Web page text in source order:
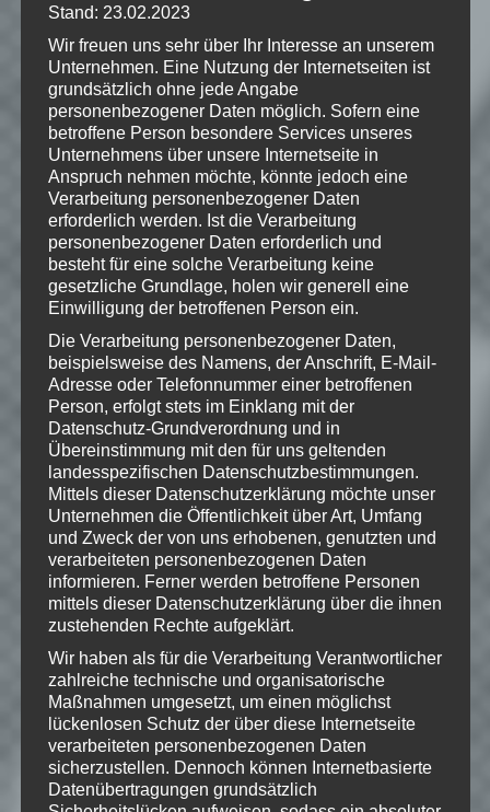
00:50:44 – 00:53:38
Music:“Marble Machine Piano
Version“ by Wintergatan
00:53:38 – 00:57:06
Music:“Brännö“ by Wintergatan
Build Tracks
00:57:06 – 01:00:31
Music:“Emerson“ by Wintergatan
Build Tracks
01:00:31 – 01:04:24
Music:“Local Cluster“ by
Wintergatan Build Tracks
01:04:24 – 01:07:45
Music:“Moon And Star“ by
Wintergatan Build Tracks
01:07:45 – 01:12:32
Music:“Multiverse“ by Wintergatan
Build Tracks
01:12:32 – 01:15:13
Music:“Music Box, Harp &
Hammered Dulcimer“ by
Wintergatan Build Tracks
01:15:13 – 01:21:04
Music:“Music Machine Mondays
Theme Song“ by Wintergatan Build
Tracks
01:21:04 – 01:24:25
Stand: 23.02.2023
Wir freuen uns sehr über Ihr Interesse an unserem
Unternehmen. Eine Nutzung der Internetseiten ist
grundsätzlich ohne jede Angabe
personenbezogener Daten möglich. Sofern eine
betroffene Person besondere Services unseres
Unternehmens über unsere Internetseite in
Anspruch nehmen möchte, könnte jedoch eine
Verarbeitung personenbezogener Daten
erforderlich werden. Ist die Verarbeitung
personenbezogener Daten erforderlich und
besteht für eine solche Verarbeitung keine
gesetzliche Grundlage, holen wir generell eine
Einwilligung der betroffenen Person ein.
Die Verarbeitung personenbezogener Daten,
beispielsweise des Namens, der Anschrift, E-Mail-
Adresse oder Telefonnummer einer betroffenen
Person, erfolgt stets im Einklang mit der
Datenschutz-Grundverordnung und in
Übereinstimmung mit den für uns geltenden
landesspezifischen Datenschutzbestimmungen.
Mittels dieser Datenschutzerklärung möchte unser
Unternehmen die Öffentlichkeit über Art, Umfang
und Zweck der von uns erhobenen, genutzten und
verarbeiteten personenbezogenen Daten
informieren. Ferner werden betroffene Personen
mittels dieser Datenschutzerklärung über die ihnen
zustehenden Rechte aufgeklärt.
Wir haben als für die Verarbeitung Verantwortlicher
zahlreiche technische und organisatorische
Maßnahmen umgesetzt, um einen möglichst
lückenlosen Schutz der über diese Internetseite
verarbeiteten personenbezogenen Daten
sicherzustellen. Dennoch können Internetbasierte
Datenübertragungen grundsätzlich